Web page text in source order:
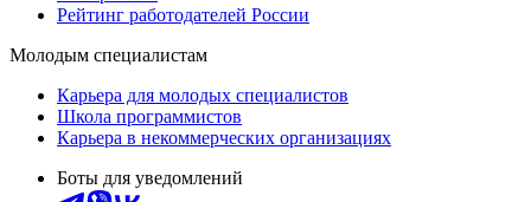
Рейтинг работодателей России
Молодым специалистам
Карьера для молодых специалистов
Школа программистов
Карьера в некоммерческих организациях
Боты для уведомлений